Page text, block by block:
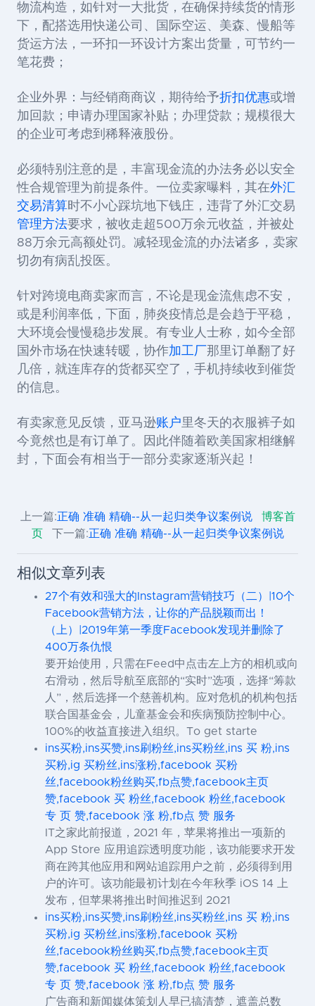
物流构造，如针对一大批货，在确保持续货的情形
下，配搭选用快递公司、国际空运、美森、慢船等
货运方法，一环扣一环设计方案出货量，可节约一
笔花费；
企业外界：与经销商商议，期待给予折扣优惠或增
加回款；申请办理国家补贴；办理贷款；规模很大
的企业可考虑到稀释液股份。
必须特别注意的是，丰富现金流的办法务必以安全
性合规管理为前提条件。一位卖家曝料，其在外汇
交易清算时不小心踩坑地下钱庄，违背了外汇交易
管理方法要求，被收走超500 万余元收益，并被处
88 万余元高额处罚。减轻现金流的办法诸多，卖家
切勿有病乱投医。
针对跨境电商卖家而言，不论是现金流焦虑不安，
或是利润率低，下面，肺炎疫情总是会趋于平稳，
大环境会慢慢稳步发展。有专业人士称， 如今全部
国外市场在快速转暖 ， 协作加工厂 那里订单翻了好
几倍 ， 就连库存的货都买空了 ， 手机持续收到催货
的信息。
有卖家意见反馈， 亚马逊账户里冬天的衣服裤子如
今竟然也是有订单了 。因此伴随着欧美国家相继解
封，下面会有相当于一部分卖家逐渐兴起！
上一篇:正确 准确 精确--从一起归类争议案例说
博客首
页
下一篇:正确 准确 精确--从一起归类争议案例说
相似文章列表
27个有效和强大的Instagram营销技巧（二）|10个
Facebook营销方法，让你的产品脱颖而出！
（上）|2019年第一季度Facebook发现并删除了
400万条仇恨
要开始使用，只需在Feed中点击左上方的相机或向
右滑动，然后导航至底部的“实时”选项，选择“筹款
人”，然后选择一个慈善机构。应对危机的机构包括
联合国基金会，儿童基金会和疾病预防控制中心。
100%的收益直接进入组织。To get starte
ins买粉,ins买赞,ins刷粉丝,ins买粉丝,ins 买 粉,ins
买粉,ig 买粉丝,ins涨粉,facebook 买粉
丝,facebook粉丝购买,fb点赞,facebook主页
赞,facebook 买 粉丝,facebook 粉丝,facebook
专 页 赞,facebook 涨 粉,fb点 赞 服务
IT之家此前报道，2021 年，苹果将推出一项新的
App Store 应用追踪透明度功能，该功能要求开发
商在跨其他应用和网站追踪用户之前，必须得到用
户的许可。该功能最初计划在今年秋季 iOS 14 上
发布，但苹果将推出时间推迟到 2021
ins买粉,ins买赞,ins刷粉丝,ins买粉丝,ins 买 粉,ins
买粉,ig 买粉丝,ins涨粉,facebook 买粉
丝,facebook粉丝购买,fb点赞,facebook主页
赞,facebook 买 粉丝,facebook 粉丝,facebook
专 页 赞,facebook 涨 粉,fb点 赞 服务
广告商和新闻媒体策划人早已搞清楚，遮盖总数